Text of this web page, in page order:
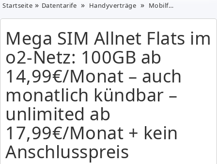
Startseite Datentarife Handyverträge Mobilfunk
Mega SIM Allnet Flats im
o2-Netz: 100GB ab
14,99€/Monat – auch
monatlich kündbar –
unlimited ab
17,99€/Monat + kein
Anschlusspreis